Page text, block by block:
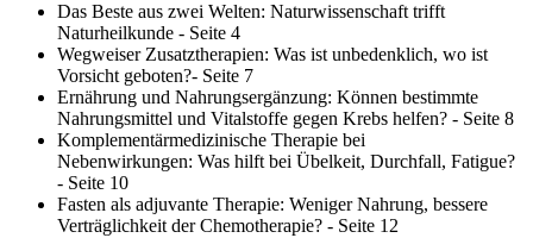
Das Beste aus zwei Welten: Naturwissenschaft trifft
Naturheilkunde - Seite 4
Wegweiser Zusatztherapien: Was ist unbedenklich, wo ist
Vorsicht geboten?- Seite 7
Ernährung und Nahrungsergänzung: Können bestimmte
Nahrungsmittel und Vitalstoffe gegen Krebs helfen? - Seite 8
Komplementärmedizinische Therapie bei
Nebenwirkungen: Was hilft bei Übelkeit, Durchfall, Fatigue?
- Seite 10
Fasten als adjuvante Therapie: Weniger Nahrung, bessere
Verträglichkeit der Chemotherapie? - Seite 12